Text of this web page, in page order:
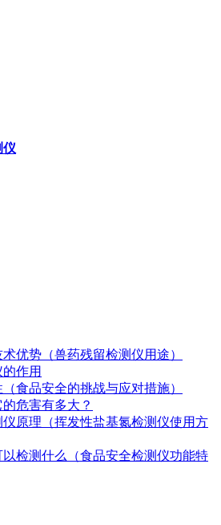
仪
优势（兽药残留检测仪用途）
作用
食品安全的挑战与应对措施）
危害有多大？
原理（挥发性盐基氮检测仪使用方
检测什么（食品安全检测仪功能特